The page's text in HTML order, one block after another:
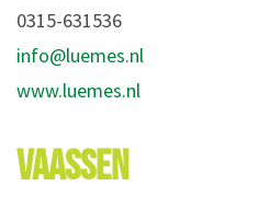
0315-631536
info@luemes.nl
www.luemes.nl
VAASSEN